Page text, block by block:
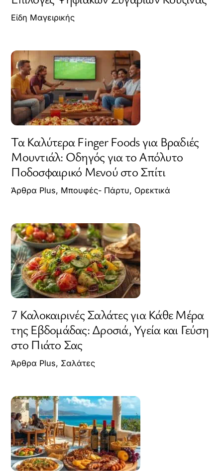
Είδη Μαγειρικής
Τα Καλύτερα Finger Foods για Βραδιές
Μουντιάλ: Οδηγός για το Απόλυτο
Ποδοσφαιρικό Μενού στο Σπίτι
Άρθρα Plus, Μπουφές- Πάρτυ, Ορεκτικά
7 Καλοκαιρινές Σαλάτες για Κάθε Μέρα
της Εβδομάδας: Δροσιά, Υγεία και Γεύση
στο Πιάτο Σας
Άρθρα Plus, Σαλάτες